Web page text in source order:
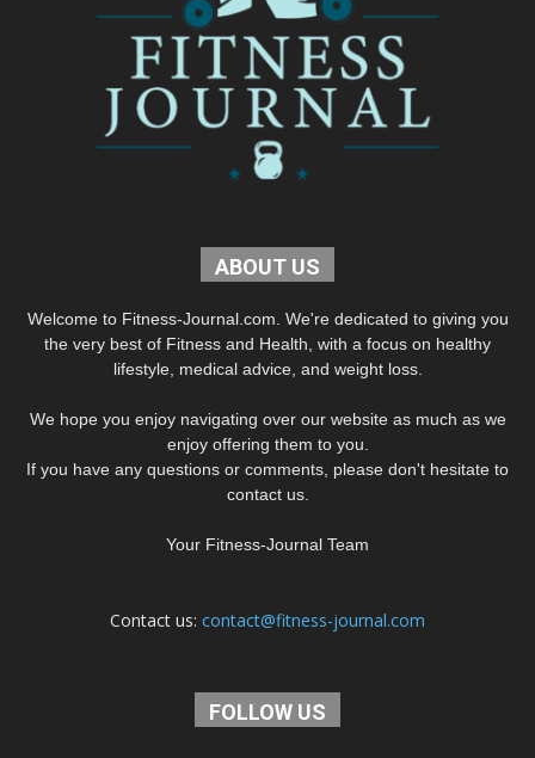
ABOUT US
Welcome to Fitness-Journal.com. We're dedicated to giving you
the very best of Fitness and Health, with a focus on healthy
lifestyle, medical advice, and weight loss.
We hope you enjoy navigating over our website as much as we
enjoy offering them to you.
If you have any questions or comments, please don't hesitate to
contact us.
Your Fitness-Journal Team
Contact us: contact@fitness-journal.com
FOLLOW US